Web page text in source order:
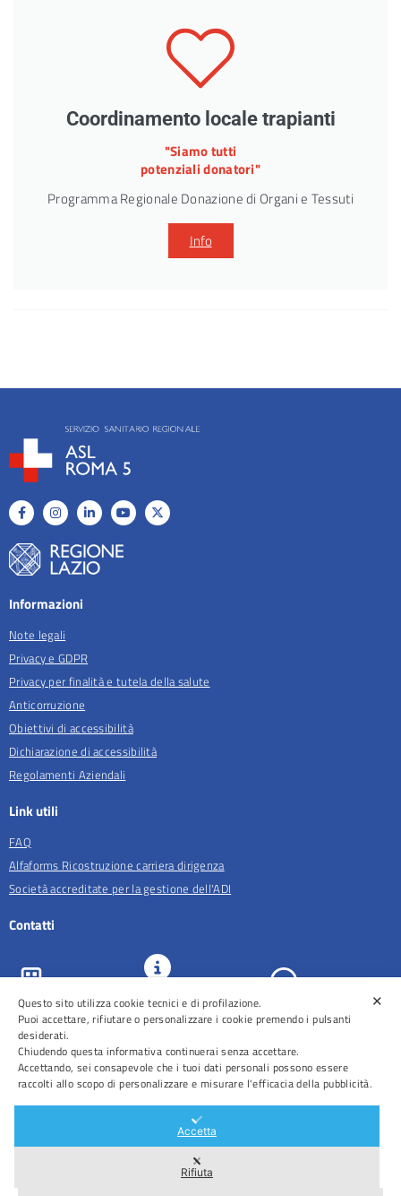
Coordinamento locale trapianti
"Siamo tutti
potenziali donatori"
Programma Regionale Donazione di Organi e Tessuti
Info
Informazioni
Note legali
Privacy e GDPR
Privacy per finalità e tutela della salute
Anticorruzione
Obiettivi di accessibilità
Dichiarazione di accessibilità
Regolamenti Aziendali
Link utili
FAQ
Alfaforms Ricostruzione carriera dirigenza
Società accreditate per la gestione dell'ADI
Contatti
ASL Roma 5
URP e
Comunicazione
Prenotazioni
Area Riservata
✕
Questo sito utilizza cookie tecnici e di profilazione.
Puoi accettare, rifiutare o personalizzare i cookie premendo i pulsanti
desiderati.
Chiudendo questa informativa continuerai senza accettare.
Accettando, sei consapevole che i tuoi dati personali possono essere
raccolti allo scopo di personalizzare e misurare l'efficacia della pubblicità.
Accetta
Rifiuta